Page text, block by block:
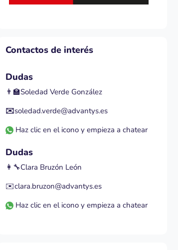
Contactos de interés
Dudas
👨‍🏫Soledad Verde González
✉️soledad.verde@advantys.es
Haz clic en el icono y empieza a chatear
Dudas
👩‍🔧Clara Bruzón León
✉️clara.bruzon@advantys.es
Haz clic en el icono y empieza a chatear